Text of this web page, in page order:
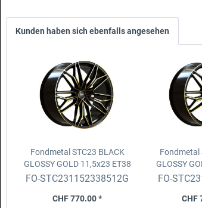
Kunden haben sich ebenfalls angesehen
Fondmetal STC23 BLACK
GLOSSY GOLD 11,5x23 ET38
5x112 D. 66.5 fix
FO-STC231152338512G
CHF 770.00 *
Fondmetal
GLOSSY
5x130
FO-
CHF